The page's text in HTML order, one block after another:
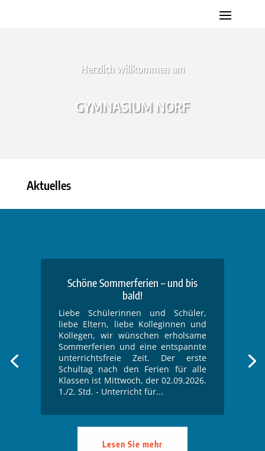
Herzlich willkommen am
GYMNASIUM NORF
Aktuelles
Schöne Sommerferien – und bis
bald!
Liebe Schülerinnen und Schüler,
liebe Eltern, liebe Kolleginnen und
Kollegen, wir wünschen erholsame
Sommerferien und eine entspannte
unterrichtsfreie Zeit. Der erste
Schultag nach den Ferien für alle
Klassen ist Mittwoch, der 02.09.2026.
1./2. Std. - Unterricht für...
Lesen Sie mehr